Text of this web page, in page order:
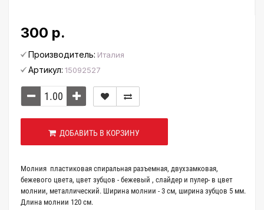
300 р.
Производитель: Италия
Артикул: 15092527
ДОБАВИТЬ В КОРЗИНУ
Молния пластиковая спиральная разъемная, двухзамковая,
бежевого цвета, цвет зубцов - бежевый , слайдер и пулер- в цвет
молнии, металлический. Ширина молнии - 3 см, ширина зубцов 5 мм.
Длина молнии 120 см.